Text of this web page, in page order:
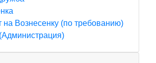
на Вознесенку (по требованию)